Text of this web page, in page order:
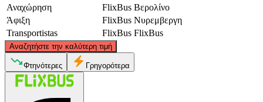
Αναχώρηση
FlixBus Βερολίνο
Άφιξη
FlixBus Νυρεμβεργη
Transportistas
FlixBus FlixBus
Αναζητήστε την καλύτερη τιμή
©CARTO, ©
Φτηνότερες Γρηγορότερα